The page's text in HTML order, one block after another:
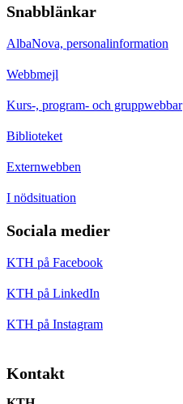
Snabblänkar
AlbaNova, personalinformation
Webbmejl
Kurs-, program- och gruppwebbar
Biblioteket
Externwebben
I nödsituation
Sociala medier
KTH på Facebook
KTH på LinkedIn
KTH på Instagram
Kontakt